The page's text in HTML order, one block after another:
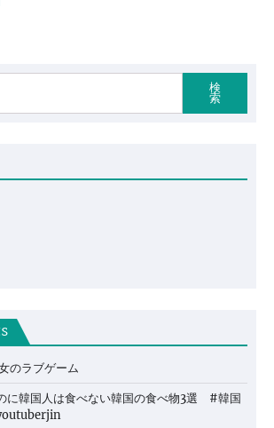
検
索
のラブゲーム
に韓国人は食べない韓国の食べ物3選 #韓国